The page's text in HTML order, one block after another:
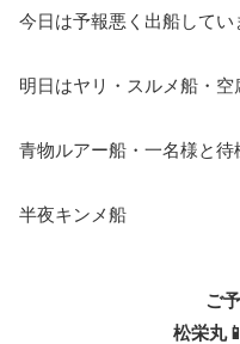
今日は予報悪く出船してい
明日はヤリ・スルメ船・空
青物ルアー船・一名様と待
半夜キンメ船
ご
松栄丸📱